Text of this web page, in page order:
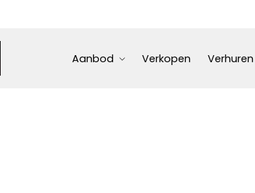
Aanbod Verkopen Verhuren